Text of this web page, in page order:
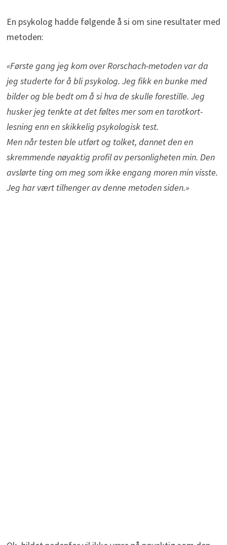
En psykolog hadde følgende å si om sine resultater med
metoden:
«Første gang jeg kom over Rorschach-metoden var da
jeg studerte for å bli psykolog. Jeg fikk en bunke med
bilder og ble bedt om å si hva de skulle forestille. Jeg
husker jeg tenkte at det føltes mer som en tarotkort-
lesning enn en skikkelig psykologisk test.
Men når testen ble utført og tolket, dannet den en
skremmende nøyaktig profil av personligheten min. Den
avslørte ting om meg som ikke engang moren min visste.
Jeg har vært tilhenger av denne metoden siden.»